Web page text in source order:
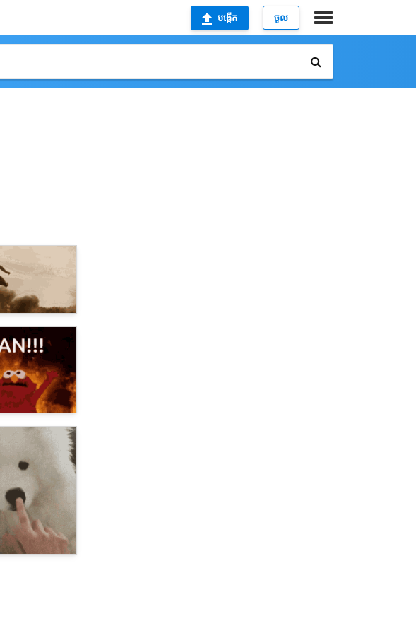
បង្កើត ចូល